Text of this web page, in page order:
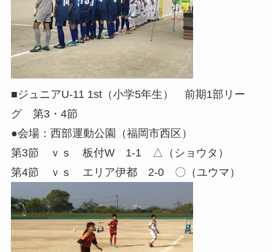
■ジュニアU-11 1st（小学5年生） 前期1部リー
グ 第3・4節
●会場：西部運動公園（福岡市西区）
第3節 ｖｓ 板付W 1-1 △（ショウタ）
第4節 ｖｓ エリア伊都 2-0 〇（ユウマ）